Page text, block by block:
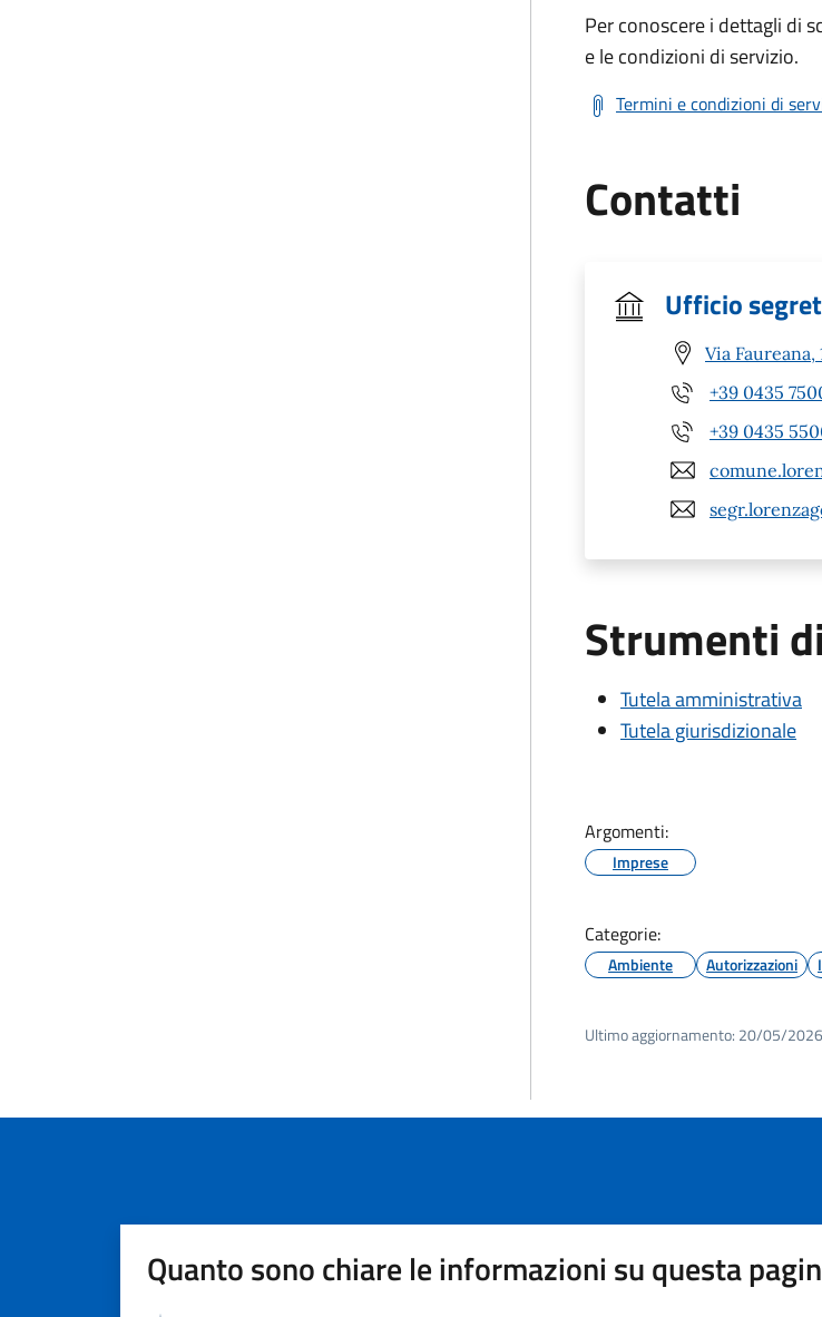
Per conoscere i dettagli di
e le condizioni di servizio.
Termini e condizioni di
Contatti
Ufficio
Via Faureana,
+39 0435
+39 0435
Strumenti
Tutela amministrativa
Tutela giurisdizionale
Argomenti:
Imprese
Categorie:
Ambiente Autorizzazioni
Ultimo aggiornamento: 20/05/
Quanto sono chiare le informazioni su questa